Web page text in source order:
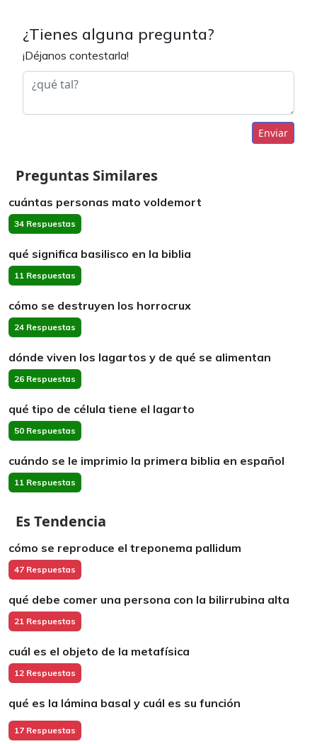
¿Tienes alguna pregunta?
¡Déjanos contestarla!
Enviar
Preguntas Similares
cuántas personas mato voldemort
34 Respuestas
qué significa basilisco en la biblia
11 Respuestas
cómo se destruyen los horrocrux
24 Respuestas
dónde viven los lagartos y de qué se alimentan
26 Respuestas
qué tipo de célula tiene el lagarto
50 Respuestas
cuándo se le imprimio la primera biblia en español
11 Respuestas
Es Tendencia
cómo se reproduce el treponema pallidum
47 Respuestas
qué debe comer una persona con la bilirrubina alta
21 Respuestas
cuál es el objeto de la metafísica
12 Respuestas
qué es la lámina basal y cuál es su función
17 Respuestas